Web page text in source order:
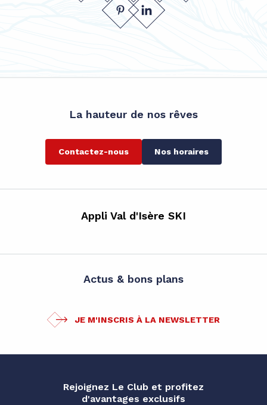
La hauteur de nos rêves
Contactez-nous Nos horaires
Appli Val d'Isère SKI
Actus & bons plans
JE M'INSCRIS À LA NEWSLETTER
Rejoignez Le Club et profitez
d'avantages exclusifs